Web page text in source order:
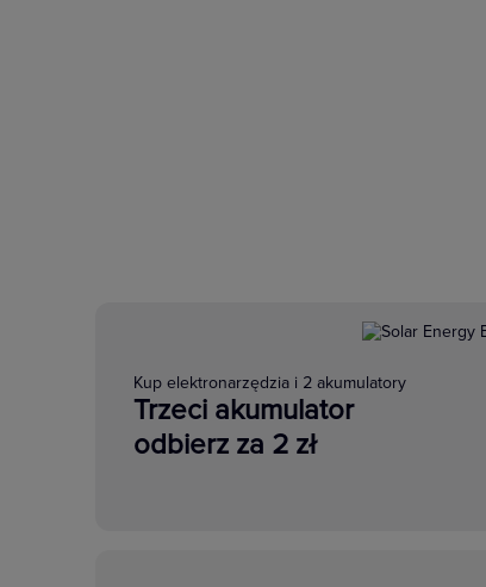
Kup elektronarzędzia i 2 akumulatory
Trzeci akumulator
odbierz za 2 zł